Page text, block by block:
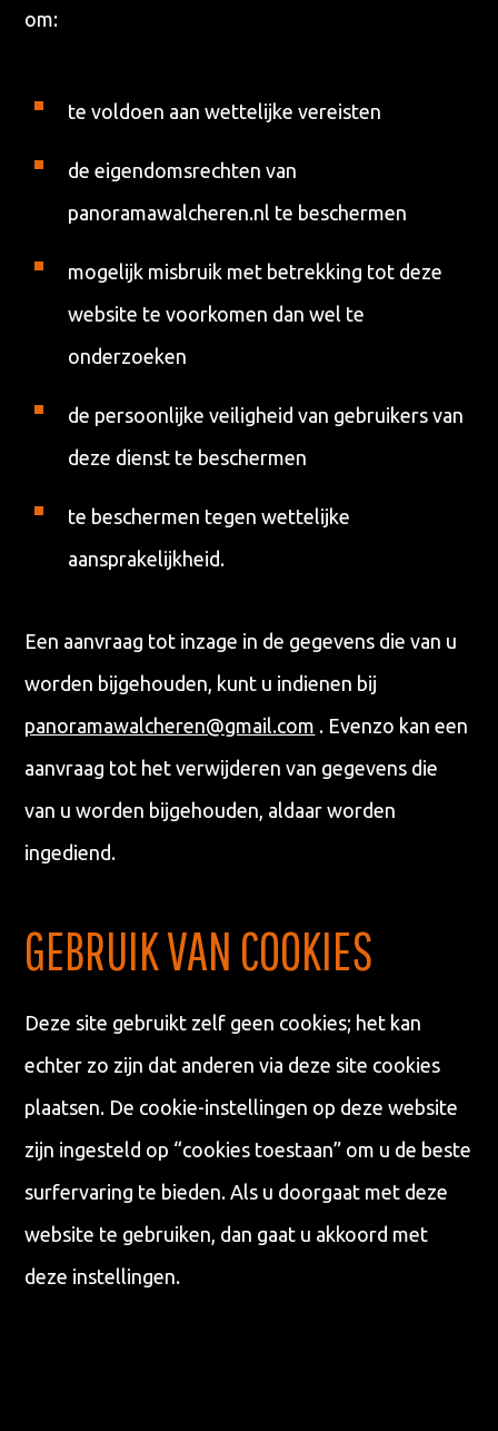
Waar ben je naar op zoek?
om:
te voldoen aan wettelijke vereisten
de eigendomsrechten van
panoramawalcheren.nl te beschermen
mogelijk misbruik met betrekking tot deze
website te voorkomen dan wel te
onderzoeken
de persoonlijke veiligheid van gebruikers van
deze dienst te beschermen
te beschermen tegen wettelijke
aansprakelijkheid.
Een aanvraag tot inzage in de gegevens die van u
worden bijgehouden, kunt u indienen bij
panoramawalcheren@gmail.com . Evenzo kan een
aanvraag tot het verwijderen van gegevens die
van u worden bijgehouden, aldaar worden
ingediend.
GEBRUIK VAN COOKIES
Deze site gebruikt zelf geen cookies; het kan
echter zo zijn dat anderen via deze site cookies
plaatsen. De cookie-instellingen op deze website
zijn ingesteld op “cookies toestaan” om u de beste
surfervaring te bieden. Als u doorgaat met deze
website te gebruiken, dan gaat u akkoord met
deze instellingen.